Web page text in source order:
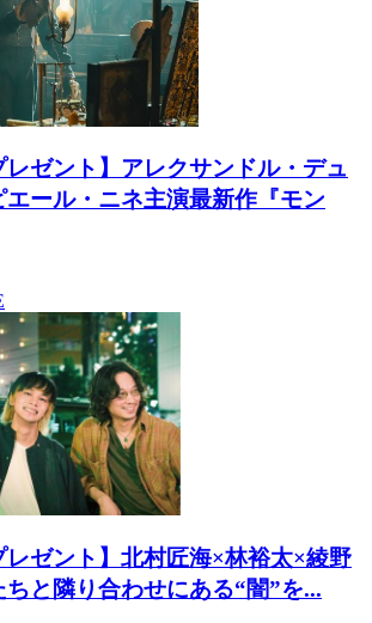
レゼント】アレクサンドル・デュ
エール・ニネ主演最新作『モン
レゼント】北村匠海×林裕太×綾野
ちと隣り合わせにある“闇”を...